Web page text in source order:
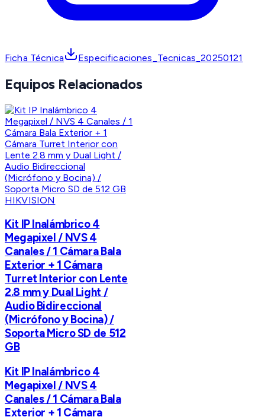
Ficha Técnica Especificaciones_Tecnicas_20250121
Equipos Relacionados
HIKVISION
Kit IP Inalámbrico 4
Megapixel / NVS 4
Canales / 1 Cámara Bala
Exterior + 1 Cámara
Turret Interior con Lente
2.8 mm y Dual Light /
Audio Bidireccional
(Micrófono y Bocina) /
Soporta Micro SD de 512
GB
Kit IP Inalámbrico 4
Megapixel / NVS 4
Canales / 1 Cámara Bala
Exterior + 1 Cámara